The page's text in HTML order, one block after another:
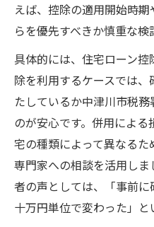
えば、控除の適用開始時
らを優先すべきか慎重な検
具体的には、住宅ローン
除を利用するケースでは
たしているか中津川市税
のが安心です。併用によ
宅の種類によって異なる
専門家への相談を活用し
者の声としては、「事前
十万円単位で変わった」と